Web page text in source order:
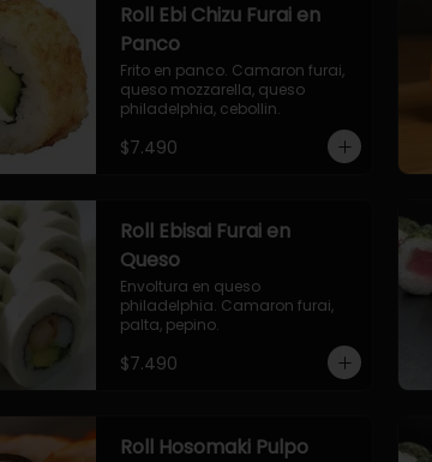
Roll Ebi Chizu Furai en
Panco
Frito en panco. Camaron furai,
queso mozzarella, queso
philadelphia, cebollin.
$7.490
Roll Ebisai Furai en
Queso
Envoltura en queso
philadelphia. Camaron furai,
palta, pepino.
$7.490
Roll Hosomaki Pulpo